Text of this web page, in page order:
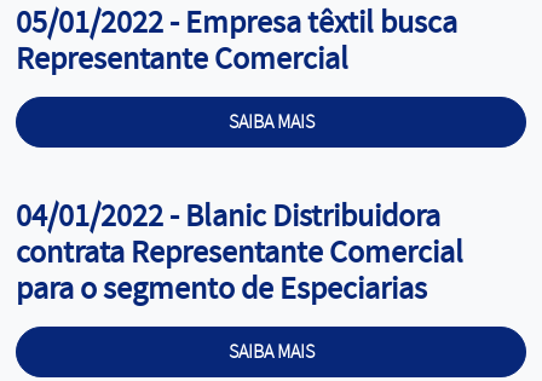
Cargo:
05/01/2022 - Empresa têxtil busca
Representante Comercial
SAIBA MAIS
Cargo:
04/01/2022 - Blanic Distribuidora
contrata Representante Comercial
para o segmento de Especiarias
SAIBA MAIS